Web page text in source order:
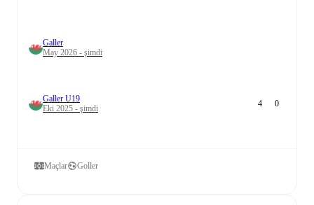
Galler
May 2026 - şimdi
Galler U19
Eki 2025 - şimdi
4 0
Maçlar Goller